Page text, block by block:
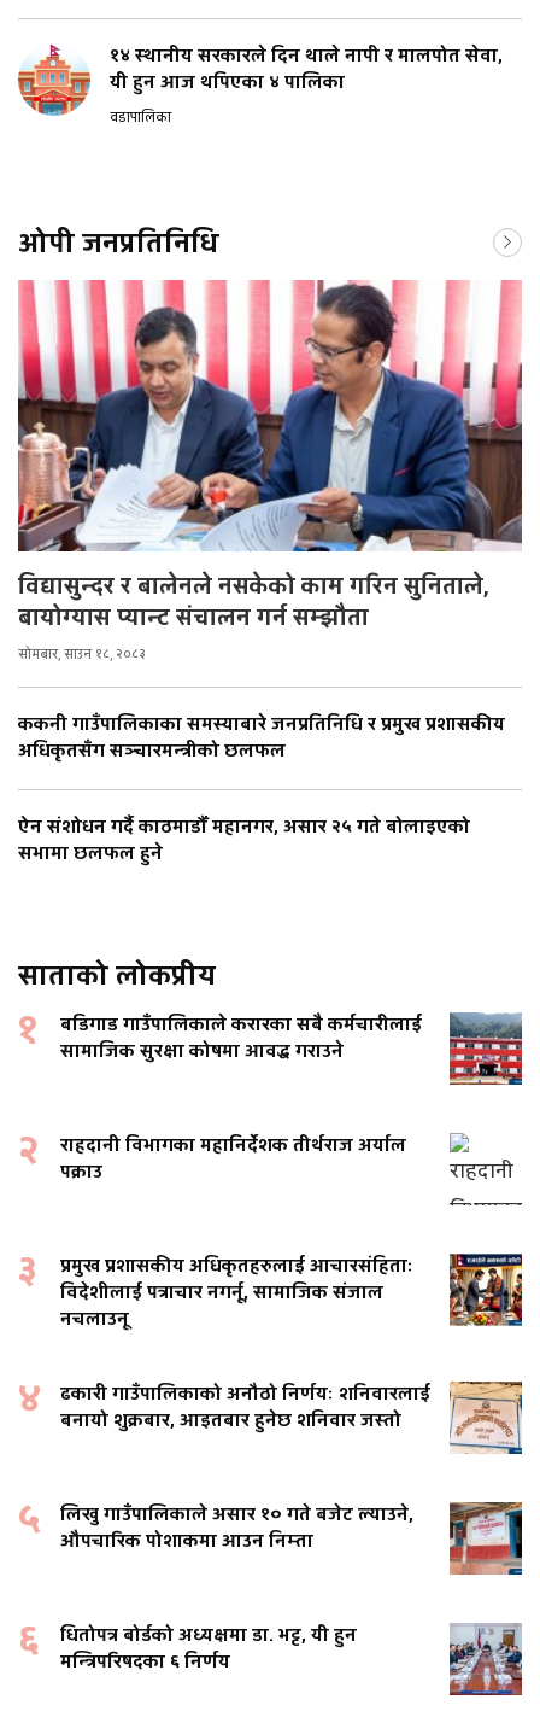
१४ स्थानीय सरकारले दिन थाले नापी र मालपोत सेवा,
यी हुन आज थपिएका ४ पालिका
वडापालिका
ओपी जनप्रतिनिधि
विद्यासुन्दर र बालेनले नसकेको काम गरिन सुनिताले,
बायोग्यास प्यान्ट संचालन गर्न सम्झौता
सोमबार, साउन १८, २०८३
ककनी गाउँपालिकाका समस्याबारे जनप्रतिनिधि र प्रमुख प्रशासकीय
अधिकृतसँग सञ्चारमन्त्रीको छलफल
ऐन संशोधन गर्दै काठमाडौँ महानगर, असार २५ गते बोलाइएको
सभामा छलफल हुने
साताको लोकप्रीय
१
बडिगाड गाउँपालिकाले करारका सबै कर्मचारीलाई
सामाजिक सुरक्षा कोषमा आवद्ध गराउने
२
राहदानी विभागका महानिर्देशक तीर्थराज अर्याल
पक्राउ
३
प्रमुख प्रशासकीय अधिकृतहरुलाई आचारसंहिताः
विदेशीलाई पत्राचार नगर्नू, सामाजिक संजाल
नचलाउनू
४
ढकारी गाउँपालिकाको अनौठो निर्णयः शनिवारलाई
बनायो शुक्रबार, आइतबार हुनेछ शनिवार जस्तो
५
लिखु गाउँपालिकाले असार १० गते बजेट ल्याउने,
औपचारिक पोशाकमा आउन निम्ता
६
धितोपत्र बोर्डको अध्यक्षमा डा. भट्ट, यी हुन
मन्त्रिपरिषदका ६ निर्णय